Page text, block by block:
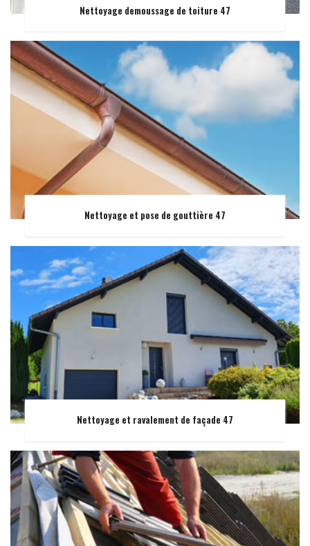
Nettoyage demoussage de toiture 47
Nettoyage et pose de gouttière 47
Nettoyage et ravalement de façade 47